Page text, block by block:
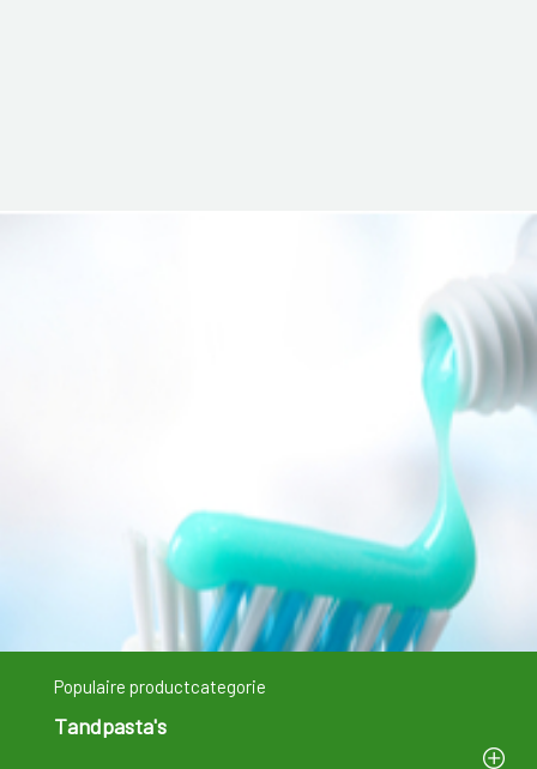
Populaire productcategorie
Tandpasta's